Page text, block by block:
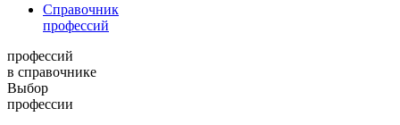
Справочник
профессий
профессий
в справочнике
Выбор
профессии